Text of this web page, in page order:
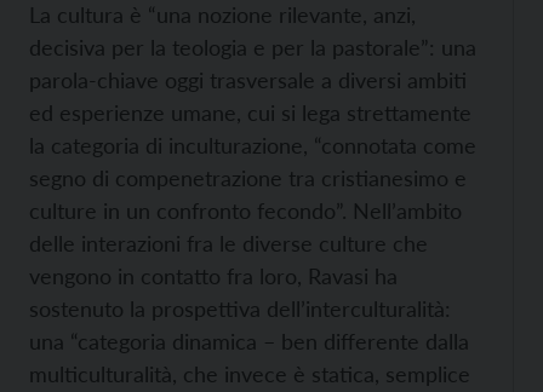
La cultura è “una nozione rilevante, anzi,
decisiva per la teologia e per la pastorale”: una
parola-chiave oggi trasversale a diversi ambiti
ed esperienze umane, cui si lega strettamente
la categoria di inculturazione, “connotata come
segno di compenetrazione tra cristianesimo e
culture in un confronto fecondo”. Nell’ambito
delle interazioni fra le diverse culture che
vengono in contatto fra loro, Ravasi ha
sostenuto la prospettiva dell’interculturalità:
una “categoria dinamica – ben differente dalla
multiculturalità, che invece è statica, semplice